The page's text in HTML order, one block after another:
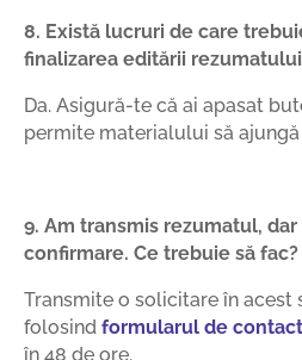
8. Există lucruri de care
finalizarea editării
Da. Asigură-te că ai apasat
permite materialului să ajungă
9. Am transmis rezumatul,
confirmare. Ce trebuie să fac?
Transmite o solicitare în acest
folosind formularul de contact
în 48 de ore.